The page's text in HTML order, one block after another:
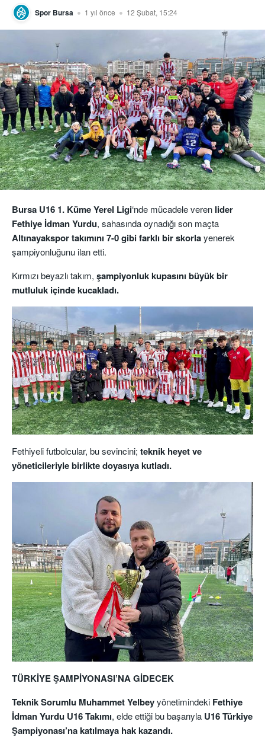
Spor Bursa 1 yıl önce 12 Şubat, 15:24
Bursa U16 1. Küme Yerel Ligi‘nde mücadele veren lider
Fethiye İdman Yurdu, sahasında oynadığı son maçta
Altınayakspor takımını 7-0 gibi farklı bir skorlayenerek
şampiyonluğunu ilan etti.
Kırmızı beyazlı takım, şampiyonluk kupasını büyük bir
mutluluk içinde kucakladı.
Fethiyeli futbolcular, bu sevincini; teknik heyet ve
yöneticileriyle birlikte doyasıya kutladı.
TÜRKİYE ŞAMPİYONASI’NA GİDECEK
Teknik Sorumlu Muhammet Yelbeyyönetimindeki Fethiye
İdman Yurdu U16 Takımı, elde ettiği bu başarıyla U16 Türkiye
Şampiyonası’na katılmaya hak kazandı.